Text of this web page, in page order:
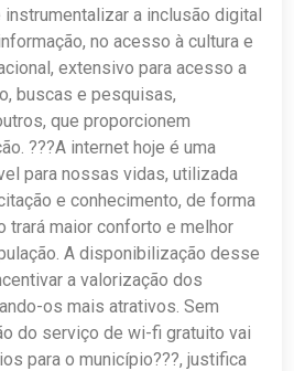
a inclusão digital
no acesso à cultura e
extensivo para acesso a
buscas e pesquisas,
que proporcionem
???A internet hoje é uma
para nossas vidas, utilizada
e conhecimento, de forma
trará maior conforto e melhor
A disponibilização desse
a valorização dos
os mais atrativos. Sem
do serviço de wi-fi gratuito vai
para o município???, justifica